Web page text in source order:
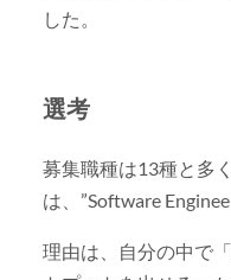
した。
選考
募集職種は13種と多
は、”Software
理由は、自分の中で